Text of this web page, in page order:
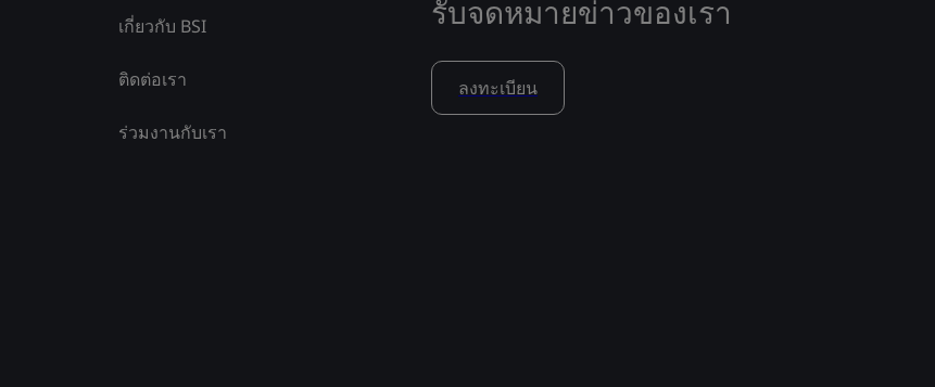
เกี่ยวกับ BSI
ติดต่อเรา
ร่วมงานกับเรา
รับจดหมายข่าวของเรา
ลงทะเบียน